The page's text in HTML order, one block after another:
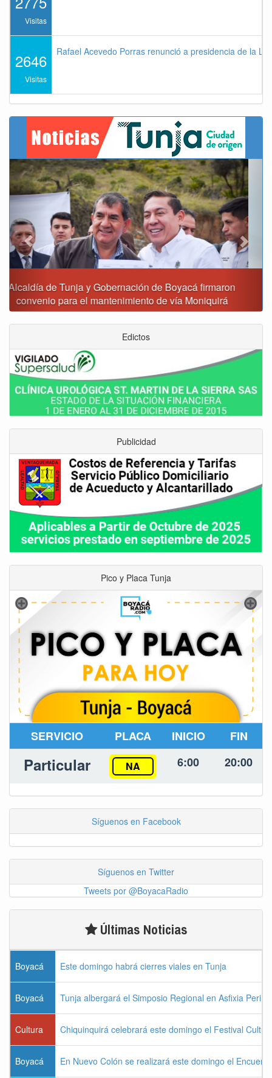
Visitas
2646
Visitas
Rafael Acevedo Porras renunció a presidencia de la
Reporte del tiempo en Boyacá para el viernes
Previous Next
Edictos
Publicidad
Pico y Placa Tunja
SERVICIO PLACA INICIO FIN
Particular NA 6:00 20:00
Síguenos en Facebook
Síguenos en Twitter
Tweets por @BoyacaRadio
Últimas Noticias
Boyacá Este domingo habrá cierres viales en Tunja
Boyacá Tunja albergará el Simposio Regional en Asfixia
Cultura Chiquinquirá celebrará este domingo el Festival
Boyacá En Nuevo Colón se realizará este domingo el